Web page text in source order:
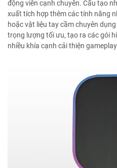
động viên cạnh chuyên. Cấu tạo
xuất tích hợp thêm các tính năng
hoặc vật liệu tay cầm chuyên
trọng lượng tối ưu, tạo ra các gói
nhiều khía cạnh cải thiện